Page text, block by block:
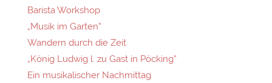
Barista Workshop
„Musik im Garten“
Wandern durch die Zeit
„König Ludwig l. zu Gast in Pöcking“
Ein musikalischer Nachmittag